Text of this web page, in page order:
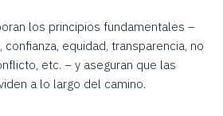
los principios fundamentales –
equidad, transparencia, no
etc. – y aseguran que las
a lo largo del camino.